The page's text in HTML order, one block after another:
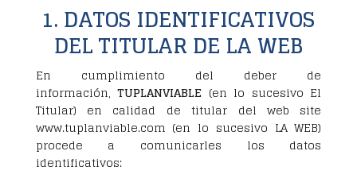
1. DATOS IDENTIFICATIVOS
DEL TITULAR DE LA WEB
En cumplimiento del deber de
información,TUPLANVIABLE (en lo sucesivo El
Titular) en calidad de titular del web site
www.tuplanviable.com (en lo sucesivo LA WEB)
procede a comunicarles los datos
identificativos: